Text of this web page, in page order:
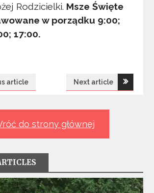
Rodzicielki. Msze Święte
w porządku 9:00;
17:00.
article Next article
do strony głównej